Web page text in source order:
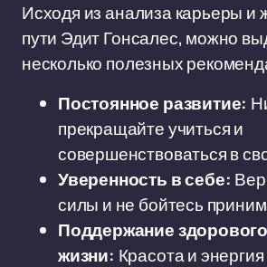
Исходя из анализа карьеры и
пути Эдит Гонсалес, можно
несколько полезных
Постоянное развитие:
прекращайте учиться и
совершенствоваться в
Уверенность в себе:
силы и не бойтесь
Поддержание
жизни: Красота и